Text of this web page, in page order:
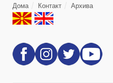
Дома Контакт Архива